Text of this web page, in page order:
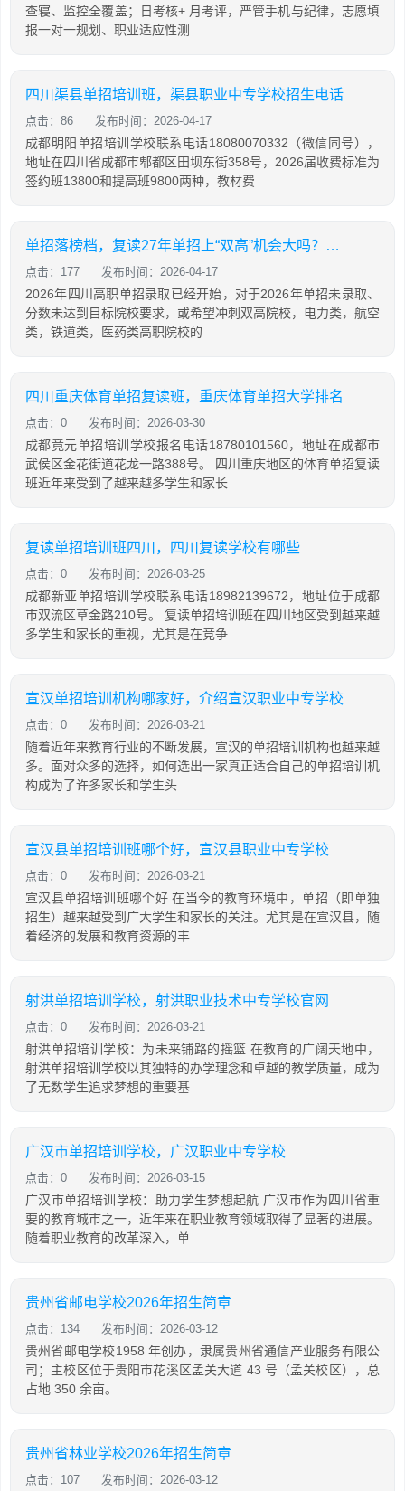
查寝、监控全覆盖；日考核+ 月考评，严管手机与纪律，志愿填
报一对一规划、职业适应性测
四川渠县单招培训班，渠县职业中专学校招生电话
点击：86 发布时间：2026-04-17
成都明阳单招培训学校联系电话18080070332（微信同号），
地址在四川省成都市郫都区田坝东街358号，2026届收费标准为
签约班13800和提高班9800两种，教材费
单招落榜档，复读27年单招上“双高”机会大吗？成都单招培训机构推荐
点击：177 发布时间：2026-04-17
2026年四川高职单招录取已经开始，对于2026年单招未录取、
分数未达到目标院校要求，或希望冲刺双高院校，电力类，航空
类，铁道类，医药类高职院校的
四川重庆体育单招复读班，重庆体育单招大学排名
点击：0 发布时间：2026-03-30
成都竟元单招培训学校报名电话18780101560，地址在成都市
武侯区金花街道花龙一路388号。 四川重庆地区的体育单招复读
班近年来受到了越来越多学生和家长
复读单招培训班四川，四川复读学校有哪些
点击：0 发布时间：2026-03-25
成都新亚单招培训学校联系电话18982139672，地址位于成都
市双流区草金路210号。 复读单招培训班在四川地区受到越来越
多学生和家长的重视，尤其是在竞争
宣汉单招培训机构哪家好，介绍宣汉职业中专学校
点击：0 发布时间：2026-03-21
随着近年来教育行业的不断发展，宣汉的单招培训机构也越来越
多。面对众多的选择，如何选出一家真正适合自己的单招培训机
构成为了许多家长和学生头
宣汉县单招培训班哪个好，宣汉县职业中专学校
点击：0 发布时间：2026-03-21
宣汉县单招培训班哪个好 在当今的教育环境中，单招（即单独
招生）越来越受到广大学生和家长的关注。尤其是在宣汉县，随
着经济的发展和教育资源的丰
射洪单招培训学校，射洪职业技术中专学校官网
点击：0 发布时间：2026-03-21
射洪单招培训学校：为未来铺路的摇篮 在教育的广阔天地中，
射洪单招培训学校以其独特的办学理念和卓越的教学质量，成为
了无数学生追求梦想的重要基
广汉市单招培训学校，广汉职业中专学校
点击：0 发布时间：2026-03-15
广汉市单招培训学校：助力学生梦想起航 广汉市作为四川省重
要的教育城市之一，近年来在职业教育领域取得了显著的进展。
随着职业教育的改革深入，单
贵州省邮电学校2026年招生简章
点击：134 发布时间：2026-03-12
贵州省邮电学校1958 年创办，隶属贵州省通信产业服务有限公
司；主校区位于贵阳市花溪区孟关大道 43 号（孟关校区），总
占地 350 余亩。
贵州省林业学校2026年招生简章
点击：107 发布时间：2026-03-12